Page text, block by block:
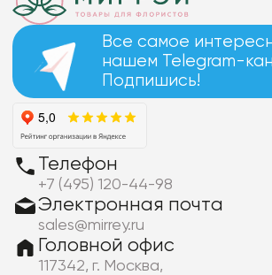
Все самое
нашем Telegram-
Подпишись!
Телефон
+7 (495) 120-44-98
Электронная почта
sales@mirrey.ru
Головной офис
117342, г. Москва,